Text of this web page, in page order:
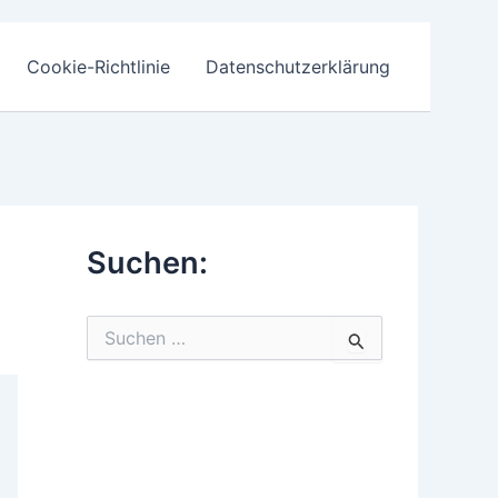
Cookie-Richtlinie Datenschutzerklärung
Suchen: